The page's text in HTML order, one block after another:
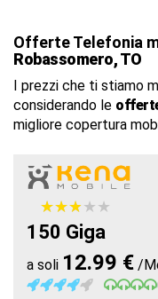
Offerte Telefonia
Robassomero, TO
I prezzi che ti stiamo
considerando le
migliore copertura
★★★★★
★★★★★
150 Giga
a soli 12.99 € /